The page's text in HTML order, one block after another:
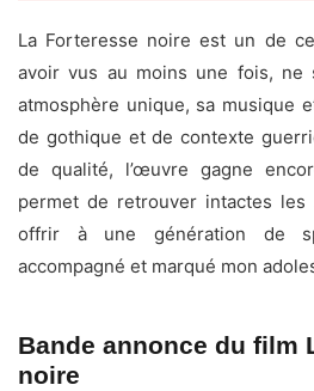
La Forteresse noire est un de
avoir vus au moins une fois, ne
atmosphère unique, sa musique
de gothique et de contexte
de qualité, l’œuvre gagne
permet de retrouver intactes les
offrir à une génération de
accompagné et marqué mon
Bande annonce du film
noire